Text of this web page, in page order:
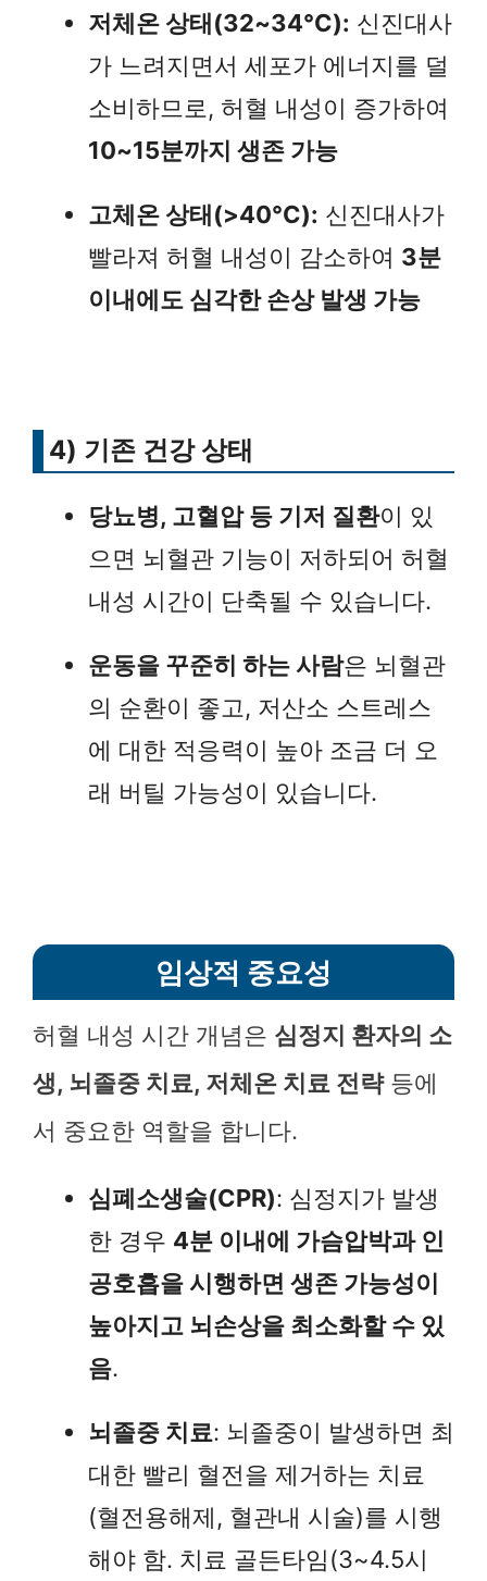
저체온 상태(32~34°C): 신진대사
가 느려지면서 세포가 에너지를 덜
소비하므로, 허혈 내성이 증가하여
10~15분까지 생존 가능
고체온 상태(>40°C): 신진대사가
빨라져 허혈 내성이 감소하여 3분
이내에도 심각한 손상 발생 가능
4) 기존 건강 상태
당뇨병, 고혈압 등 기저 질환이 있
으면 뇌혈관 기능이 저하되어 허혈
내성 시간이 단축될 수 있습니다.
운동을 꾸준히 하는 사람은 뇌혈관
의 순환이 좋고, 저산소 스트레스
에 대한 적응력이 높아 조금 더 오
래 버틸 가능성이 있습니다.
임상적 중요성
허혈 내성 시간 개념은 심정지 환자의 소
생, 뇌졸중 치료, 저체온 치료 전략등에
서 중요한 역할을 합니다.
심폐소생술(CPR): 심정지가 발생
한 경우 4분 이내에 가슴압박과 인
공호흡을 시행하면 생존 가능성이
높아지고 뇌손상을 최소화할 수 있
음.
뇌졸중 치료: 뇌졸중이 발생하면 최
대한 빨리 혈전을 제거하는 치료
(혈전용해제, 혈관내 시술)를 시행
해야 함. 치료 골든타임(3~4.5시